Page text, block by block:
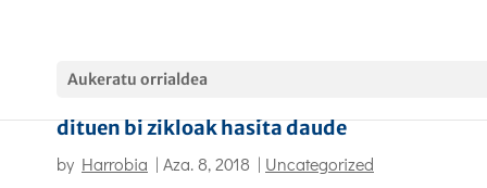
Aukeratu orrialdea
dituen bi zikloak hasita daude
by Harrobia | Aza. 8, 2018 | Uncategorized